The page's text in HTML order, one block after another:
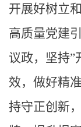
开展好树立
高质量党建
议政，坚持”
效，做好精
持守正创新